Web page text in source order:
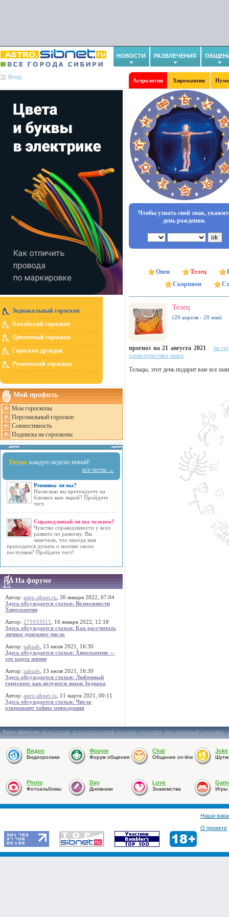
НОВОСТИ РАЗВЛЕЧЕНИЯ
Вход
Астрология Хиромантия
Зодиакальный гороскоп
Китайский гороскоп
Цветочный гороскоп
Гороскоп друидов
Рунический гороскоп
Мой профиль
Мои гороскопы
Персональный гороскоп
Совместимость
Подписка на гороскопы
Тесты: каждую неделю новый!
все тесты →
Ревнивы ли вы?
Насколько вы претендуете на
близких вам людей? Пройдите
тест.
Справедливый ли вы человек?
Чувство справедливости у всех
развито по разному. Вы
замечали, что иногда вам
приходится думать о мотиве своих
поступков? Пройдите тест!
На форуме
Автор: astro.sibnet.ru , 30 января 2022, 07:04
Здесь обсуждается статья: Возможности
Хиромантии
Автор: 271033511
, 16 января 2022, 12:18
Здесь обсуждается статья: Как рассчитать
личное денежное число
Автор: zabzab , 13 июля 2021, 16:30
Здесь обсуждается статья: Хиромантия —
это карта жизни
Автор: zabzab , 13 июля 2021, 16:30
Здесь обсуждается статья: Любовный
гороскоп: как целуются знаки Зодиака
Автор: astro.sibnet.ru , 11 марта 2021, 00:11
Здесь обсуждается статья: Числа
открывают тайны мироздания
Чтобы узнать свой знак,
день рождения.
Овен Телец
Скорпион
Телец
(20 апреля - 20 мая)
прогноз на 21 августа 2021
на
характеристика знака
Тельцы, этот день подарит вам все
Astro.sibnet.ru:астрология,астрологический прогноз,гороскоп,персональный гороскоп,
Видео
Видеоролики
Форум
Форум общения
Chat
Общение on-line
Joke
Photo
Фотоальбомы
Day
Дневники
Love
Знакомства Игры
Наши
О проекте